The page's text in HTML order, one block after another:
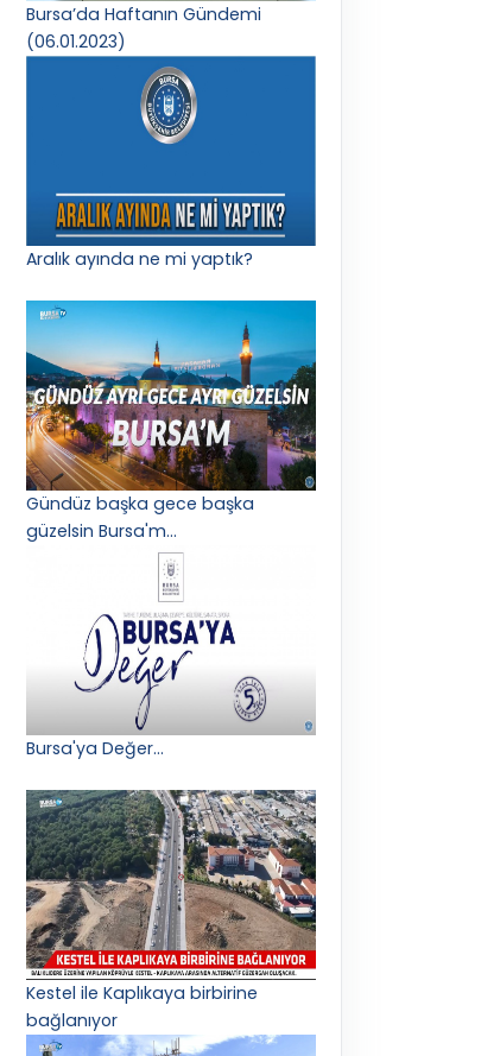
Bursa’da Haftanın Gündemi
(06.01.2023)
Aralık ayında ne mi yaptık?
Gündüz başka gece başka
güzelsin Bursa'm...
Bursa'ya Değer...
Kestel ile Kaplıkaya birbirine
bağlanıyor